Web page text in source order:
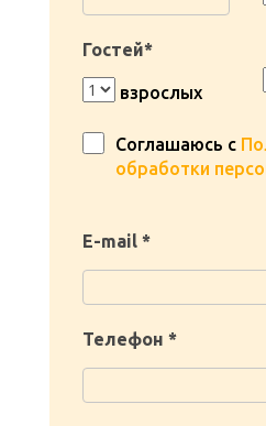
Гостей*
взрослых
Соглашаюсь с
обработки
E-mail *
Телефон *